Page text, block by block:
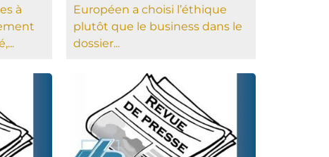
à
Européen a choisi l’éthique
plutôt que le business dans le
dossier...